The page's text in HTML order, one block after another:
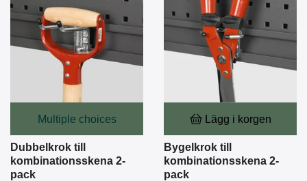
Multiple choices
Dubbelkrok till
kombinationsskena 2-
pack
Lägg i korgen
Bygelkrok till
kombinationsskena 2-
pack